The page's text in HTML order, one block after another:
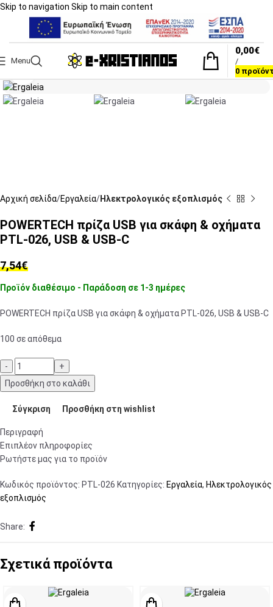
Skip to navigation Skip to main content
Menu
0
/
0,00€
Click to enlarge
Αρχική σελίδα Εργαλεία Ηλεκτρολογικός εξοπλισμός
POWERTECH πρίζα USB για σκάφη & οχήματα
PTL-026, USB & USB-C
7,54€
Προϊόν διαθέσιμο - Παράδοση σε 1-3 ημέρες
POWERTECH πρίζα USB για σκάφη & οχήματα PTL-026, USB & USB-C
100 σε απόθεμα
Προσθήκη στο καλάθι
Σύγκριση Προσθήκη στη wishlist
Περιγραφή
Επιπλέον πληροφορίες
Ρωτήστε μας για το προϊόν
Κωδικός προϊόντος: PTL-026 Κατηγορίες: Εργαλεία, Ηλεκτρολογικός
εξοπλισμός
Share:
Σχετικά προϊόντα